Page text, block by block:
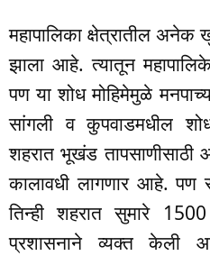
महापालिका क्षेत्रातील अनेक
झाला आहे. त्यातून
पण या शोध मोहिमेमुळे
सांगली व कुपवाडमधील
शहरात भूखंड तापसाणीसाठी
कालावधी लागणार आहे. पण
तिन्ही शहरात सुमारे
प्रशासनाने व्यक्त केली